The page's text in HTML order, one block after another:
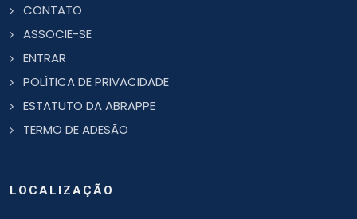
CONTATO
ASSOCIE-SE
ENTRAR
POLÍTICA DE PRIVACIDADE
ESTATUTO DA ABRAPPE
TERMO DE ADESÃO
LOCALIZAÇÃO